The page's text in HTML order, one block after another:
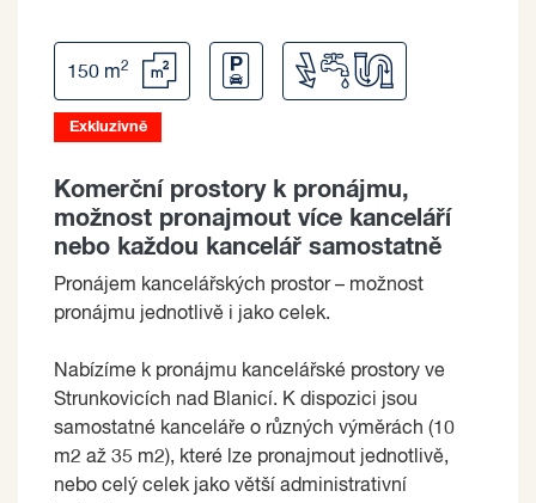
150 m2
Exkluzivně
Komerční prostory k pronájmu,
možnost pronajmout více kanceláří
nebo každou kancelář samostatně
Pronájem kancelářských prostor – možnost
pronájmu jednotlivě i jako celek.
Nabízíme k pronájmu kancelářské prostory ve
Strunkovicích nad Blanicí. K dispozici jsou
samostatné kanceláře o různých výměrách (10
m2 až 35 m2), které lze pronajmout jednotlivě,
nebo celý celek jako větší administrativní